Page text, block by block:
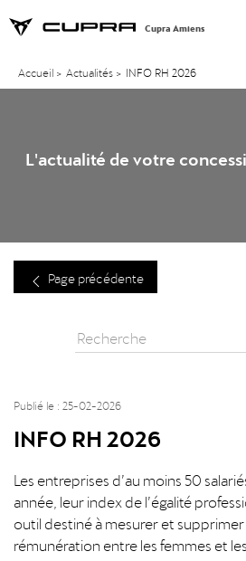
Cupra Amiens
Accueil > Actualités > INFO RH 2026
L'actualité de votre
Page précédente
Publié le : 25-02-2026
INFO RH 2026
Les entreprises d’au moins 50
année, leur index de l’égalité
outil destiné à mesurer et
rémunération entre les femmes et